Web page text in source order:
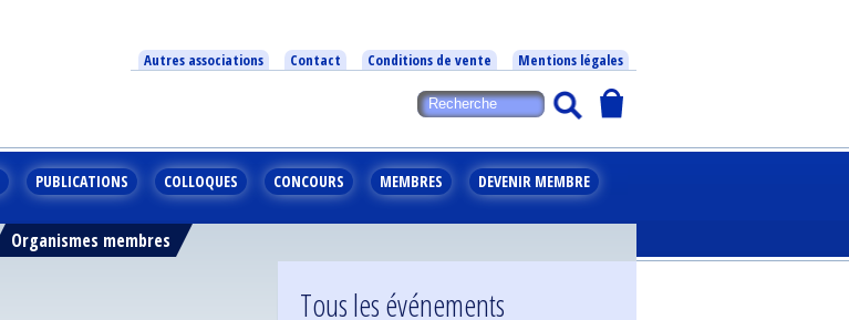
Autres associations Contact Conditions de vente Mentions légales
PUBLICATIONS COLLOQUES CONCOURS MEMBRES DEVENIR MEMBRE
Organismes membres
Tous les événements